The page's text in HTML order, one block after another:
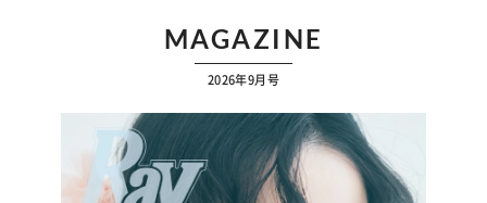
MAGAZINE
2026年9月号